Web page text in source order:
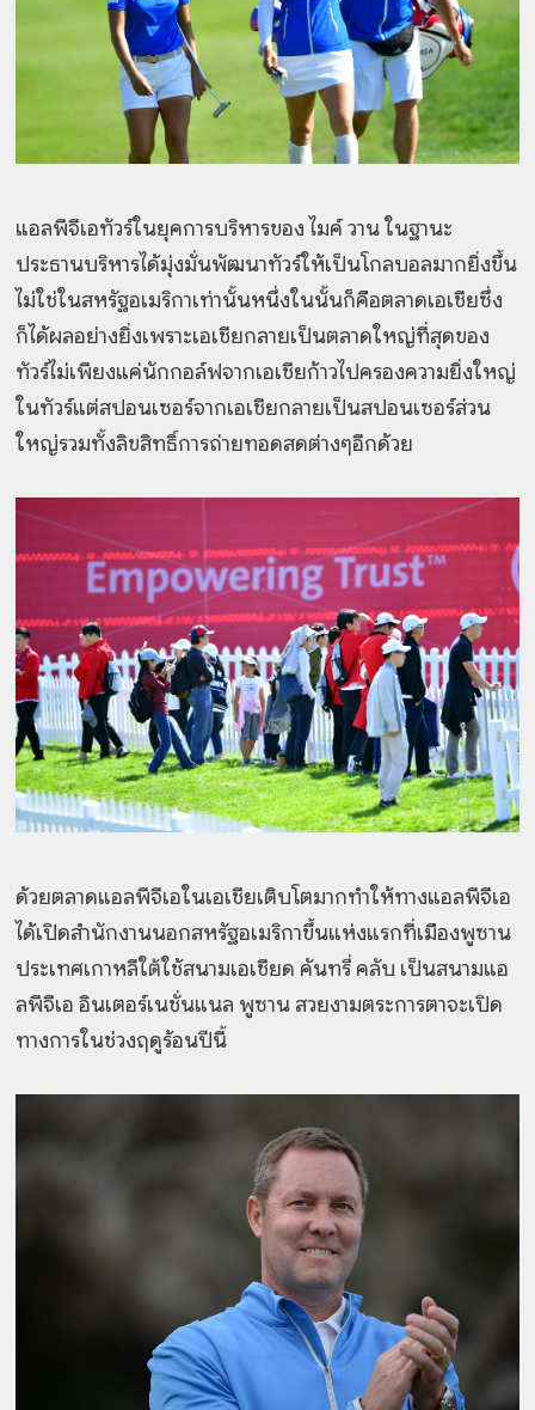
แอลพีจีเอทัวร์ในยุคการบริหารของ ไมค์ วาน ในฐานะ
ประธานบริหารได้มุ่งมั่นพัฒนาทัวร์ให้เป็นโกลบอลมากยิ่งขึ้น
ไม่ใช่ในสหรัฐอเมริกาเท่านั้นหนึ่งในนั้นก็คือตลาดเอเชียซึ่ง
ก็ได้ผลอย่างยิ่งเพราะเอเชียกลายเป็นตลาดใหญ่ที่สุดของ
ทัวร์ไม่เพียงแค่นักกอล์ฟจากเอเชียก้าวไปครองความยิ่งใหญ่
ในทัวร์แต่สปอนเซอร์จากเอเชียกลายเป็นสปอนเซอร์ส่วน
ใหญ่รวมทั้งลิขสิทธิ์การถ่ายทอดสดต่างๆอีกด้วย
ด้วยตลาดแอลพีจีเอในเอเชียเติบโตมากทำให้ทางแอลพีจีเอ
ได้เปิดสำนักงานนอกสหรัฐอเมริกาขึ้นแห่งแรกที่เมืองพูซาน
ประเทศเกาหลีใต้ใช้สนามเอเชียด คันทรี่ คลับ เป็นสนามแอ
ลพีจีเอ อินเตอร์เนชั่นแนล พูซาน สวยงามตระการตาจะเปิด
ทางการในช่วงฤดูร้อนปีนี้